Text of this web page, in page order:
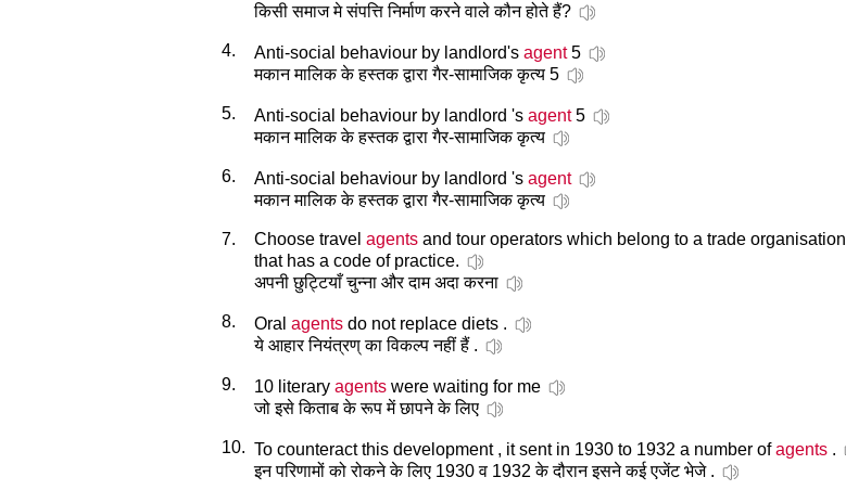
किसी समाज मे संपत्ति निर्माण करने वाले कौन होते हैं?
4. Anti-social behaviour by landlord's agent5
मकान मालिक के हस्तक द्वारा गैर-सामाजिक कृत्य 5
5. Anti-social behaviour by landlord 's agent5
मकान मालिक के हस्तक द्वारा गैर-सामाजिक कृत्य
6. Anti-social behaviour by landlord 's agent
मकान मालिक के हस्तक द्वारा गैर-सामाजिक कृत्य
7. Choose travel agents and tour operators which belong to a trade organisation
that has a code of practice.
अपनी छुट्टियाँ चुन्ना और दाम अदा करना
8. Oral agents do not replace diets .
ये आहार नियंत्रण् का विकल्प नहीं हैं .
9. 10 literary agents were waiting for me
जो इसे किताब के रूप में छापने के लिए
10. To counteract this development , it sent in 1930 to 1932 a number ofagents .
इन परिणामों को रोकने के लिए 1930 व 1932 के दौरान इसने कई एजेंट भेजे .